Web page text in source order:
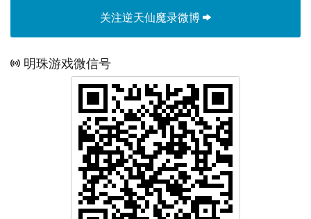
关注逆天仙魔录微博
明珠游戏微信号